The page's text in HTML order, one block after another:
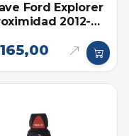
Ford Explorer
2012-